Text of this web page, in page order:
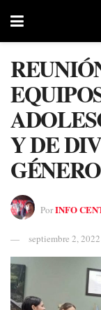
Y DE
GÉNERO
PorINFO
septiembre 2, 2022